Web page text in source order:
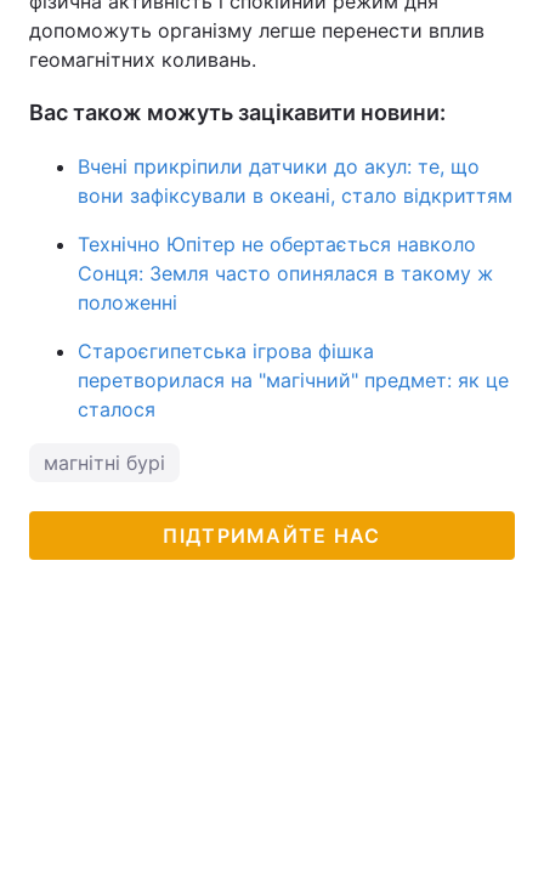
допоможуть організму легше перенести вплив
геомагнітних коливань.
Вас також можуть зацікавити новини:
Вчені прикріпили датчики до акул: те, що
вони зафіксували в океані, стало відкриттям
Технічно Юпітер не обертається навколо
Сонця: Земля часто опинялася в такому ж
положенні
Староєгипетська ігрова фішка
перетворилася на "магічний" предмет: як це
сталося
магнітні бурі
ПІДТРИМАЙТЕ НАС